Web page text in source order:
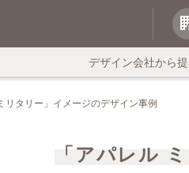
デザイン会社から
リタリー」イメージのデザイン事例
「アパレル